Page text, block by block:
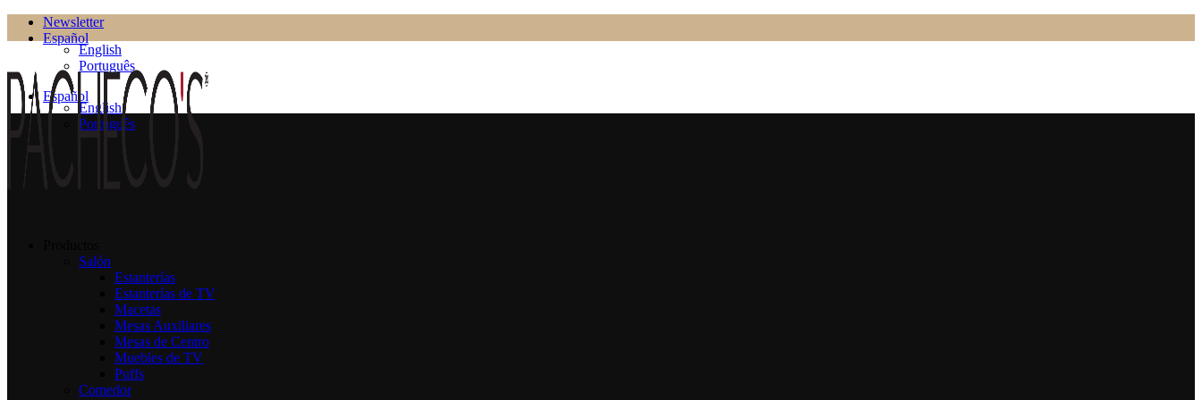
Newsletter
Español
English
Português
Español
English
Português
Salón
Estanterías
Estanterías de TV
Macetas
Mesas Auxiliares
Mesas de Centro
Muebles de TV
Puffs
Comedor